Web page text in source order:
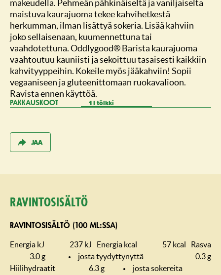
makeudella. Pehmeän pähkinäiseltä ja vaniljaiselta
maistuva kaurajuoma tekee kahvihetkestä
herkumman, ilman lisättyä sokeria. Lisää kahviin
joko sellaisenaan, kuumennettuna tai
vaahdotettuna. Oddlygood® Barista kaurajuoma
vaahtoutuu kauniisti ja sekoittuu tasaisesti kaikkiin
kahvityyppeihin. Kokeile myös jääkahviin! Sopii
vegaaniseen ja gluteenittomaan ruokavalioon.
Ravista ennen käyttöä.
PAKKAUSKOOT 1 l tölkki
JAA
Ravintosisältö
RAVINTOSISÄLTÖ (100 ML:SSA)
Energia kJ 237 kJ Energia kcal 57 kcal
Rasva
3.0 g
josta tyydyttynyttä
0.3 g
Hiilihydraatit
6.3 g
josta sokereita